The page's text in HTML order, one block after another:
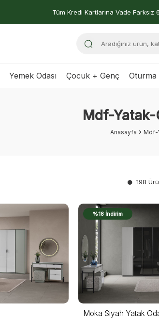
Tüm Kredi Kartlarına Vade Farksız
Yemek Odası Çocuk + Genç Oturma
Mdf-
Anasayfa Mdf-
198
%18 İndirim
Moka Siyah Yatak